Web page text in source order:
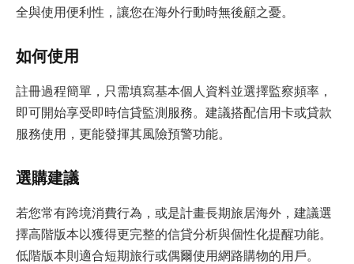
全與使用便利性，讓您在海外行動時無後顧之憂。
如何使用
註冊過程簡單，只需填寫基本個人資料並選擇監察頻率，
即可開始享受即時信貸監測服務。建議搭配信用卡或貸款
服務使用，更能發揮其風險預警功能。
選購建議
若您常有跨境消費行為，或是計畫長期旅居海外，建議選
擇高階版本以獲得更完整的信貸分析與個性化提醒功能。
低階版本則適合短期旅行或偶爾使用網路購物的用戶。